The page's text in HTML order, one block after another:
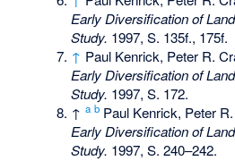
Early Diversification of
Study. 1997, S. 135f., 175f.
↑ Paul Kenrick, Peter R.
Early Diversification of
Study. 1997, S. 172.
↑a b Paul Kenrick, Peter
Early Diversification of
Study. 1997, S. 240–242.